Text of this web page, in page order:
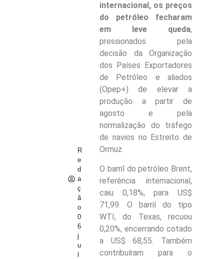
R
e
d
a
ç
ã
o
0
6
j
u
internacional, os preços
do petróleo fecharam
em leve queda,
pressionados pela
decisão da Organização
dos Países Exportadores
de Petróleo e aliados
(Opep+) de elevar a
produção a partir de
agosto e pela
normalização do tráfego
de navios no Estreito de
Ormuz.
O barril do petróleo Brent,
referência internacional,
caiu 0,18%, para US$
71,99. O barril do tipo
WTI, do Texas, recuou
0,20%, encerrando cotado
a US$ 68,55. Também
contribuíram para o